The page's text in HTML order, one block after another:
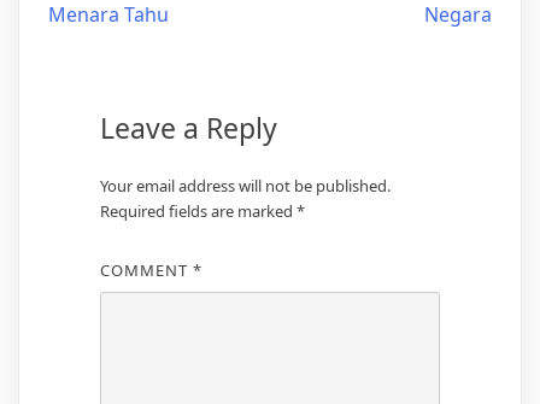
Menara Tahu
Negara
Leave a Reply
Your email address will not be published.
Required fields are marked *
COMMENT *